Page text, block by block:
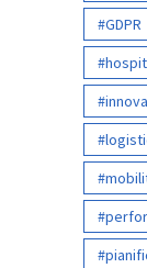
GDPR